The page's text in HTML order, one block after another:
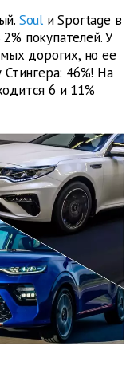
Soul и Sportage в
покупателей. У
дорогих, но ее
46%! На
6 и 11%